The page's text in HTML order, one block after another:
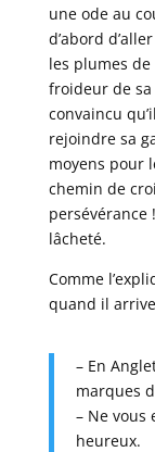
une ode au
d’abord
les plumes de
froideur de
convaincu
rejoindre sa
moyens pour
chemin de
persévérance
lâcheté.
Comme
quand il
– En
marques
– Ne vous
heureux.